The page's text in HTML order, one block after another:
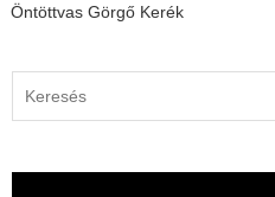
Öntöttvas Görgő Kerék